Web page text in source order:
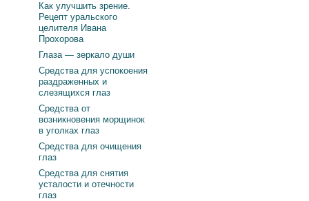
Как улучшить зрение.
Рецепт уральского
целителя Ивана
Прохорова
Глаза — зеркало души
Средства для успокоения
раздраженных и
слезящихся глаз
Средства от
возникновения морщинок
в уголках глаз
Средства для очищения
глаз
Средства для снятия
усталости и отечности
глаз